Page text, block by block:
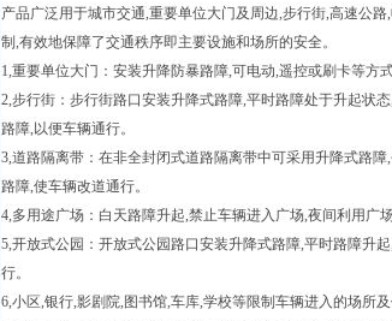
产品广泛用于城市交通,重要单位大门及周边,步行街,高速公路,
制 ,有效地保障了交通秩序即主要设施和场所的安全。
1,重要单位大门：安装升降防暴路障,可电动,遥控或刷卡等方
2,步行街：步行街路口安装升降式路障,平时路障处于升起状态,
路障, 以便车辆通行。
3,道路隔离带：在非全封闭式道路隔离带中可采用升降式路障,
路障,使车辆改道通行。
4,多用途广场：白天路障升起,禁止车辆进入广场,夜间利用广
5,开放式公园：开放式公园路口安装升降式路障,平时路障升起,
行。
6,小区,银行,影剧院,图书馆,车库,学校等限制车辆进入的场所